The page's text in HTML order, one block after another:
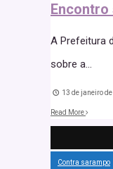
Encontro
A Prefeitura
sobre a...
13 de janeiro de
Read More
Contra sarampo